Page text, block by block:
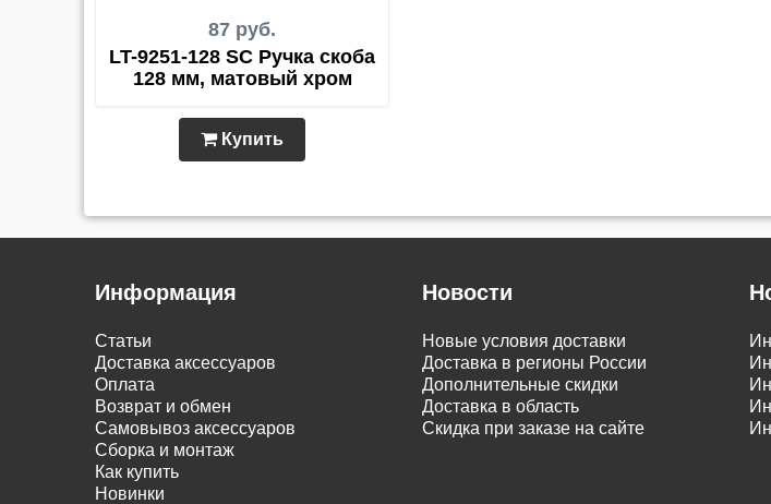
87 руб.
LT-9251-128 SC Ручка скоба
128 мм, матовый хром
Купить
Информация
Статьи
Доставка аксессуаров
Оплата
Возврат и обмен
Самовывоз аксессуаров
Сборка и монтаж
Как купить
Новинки
Новости
Новые условия доставки
Доставка в регионы России
Дополнительные скидки
Доставка в область
Скидка при заказе на сайте